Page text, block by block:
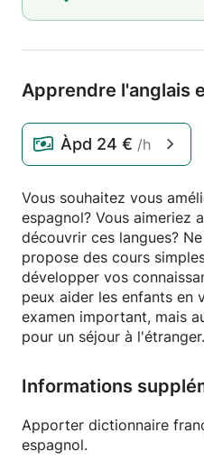
Apprendre l'anglais
Àpd 24 € /h
Vous souhaitez vous
espagnol? Vous aimeriez
découvrir ces langues?
propose des cours
développer vos
peux aider les enfants en
examen important, mais
pour un séjour à l'étranger.
Informations
Apporter dictionnaire
espagnol.